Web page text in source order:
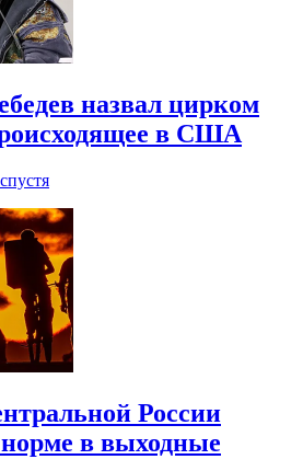
назвал цирком
в США
России
в выходные